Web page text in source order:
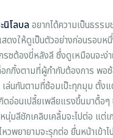
นิโลบล อยากได้ความเป็นธร
งให้ดูเป็นตัวอย่างก่อนรอบห
ซต้องขี่หลังลี ซึ่งดูเหมือนจะ
อกกิ้งตามที่ผู้กำกับต้องการ พ
นกันตามที่ซ้อมเป๊ะทุกมุม ตั้ง
อ่อนเปลี้ยเพลียแรงขึ้นมาดื้อ
มลีชักเคลิบเคลิ้มจะไปต่อ แ
พยายามจะรุกต่อ ยื่นหน้าเข้า